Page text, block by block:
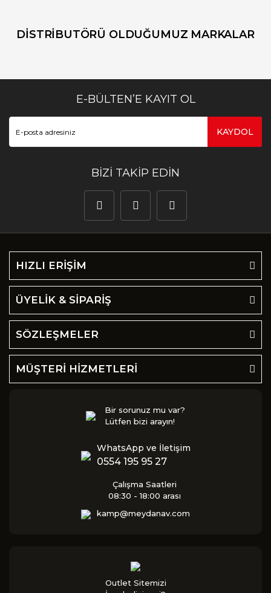
DİSTRİBUTÖRÜ OLDUĞUMUZ MARKALAR
E-BÜLTEN’E KAYIT OL
KAYDOL
BİZİ TAKİP EDİN
HIZLI ERİŞİM
ÜYELİK & SİPARİŞ
SÖZLEŞMELER
MÜŞTERİ HİZMETLERİ
Bir sorunuz mu var?
Lütfen bizi arayın!
WhatsApp ve İletişim
0554 195 95 27
Çalışma Saatleri
08:30 - 18:00 arası
kamp@meydanav.com
Outlet Sitemizi